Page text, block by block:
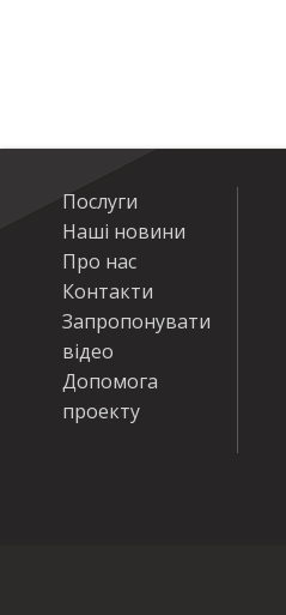
Послуги
Наші новини
Про нас
Контакти
Запропонувати
відео
Допомога
проекту